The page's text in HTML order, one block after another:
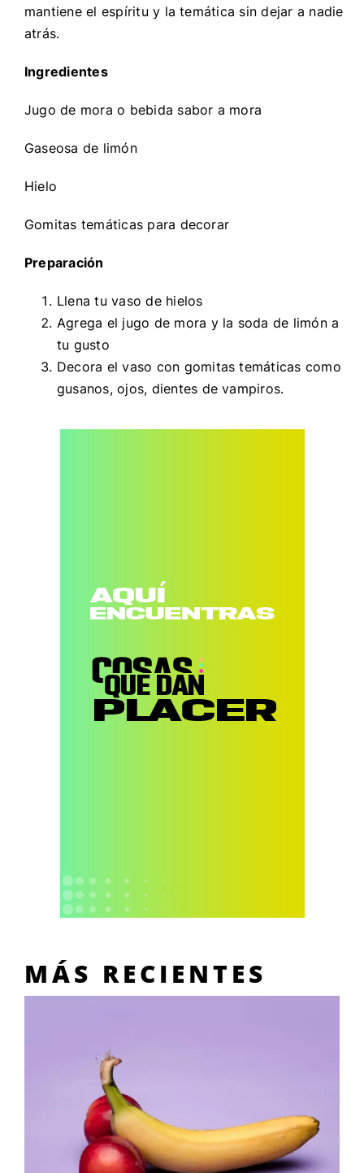
mantiene el espíritu y la temática sin dejar a nadie
atrás.
Ingredientes
Jugo de mora o bebida sabor a mora
Gaseosa de limón
Hielo
Gomitas temáticas para decorar
Preparación
Llena tu vaso de hielos
Agrega el jugo de mora y la soda de limón a
tu gusto
Decora el vaso con gomitas temáticas como
gusanos, ojos, dientes de vampiros.
MÁS RECIENTES